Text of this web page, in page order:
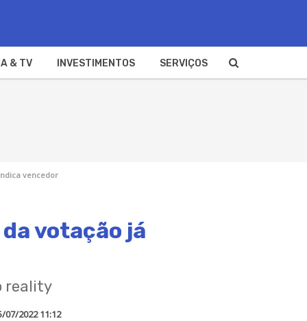
& TV INVESTIMENTOS SERVIÇOS
vencedor
votação já
reality
07/2022 11:12